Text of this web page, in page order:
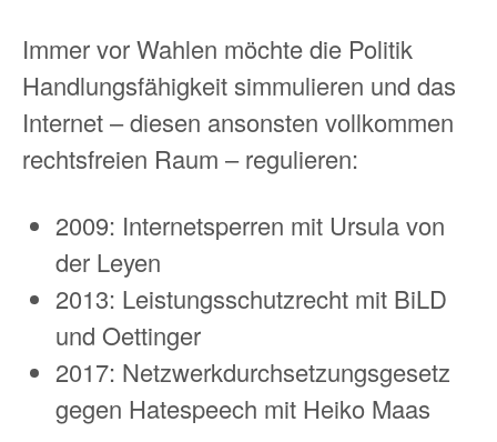
Immer vor Wahlen möchte die Politik
Handlungsfähigkeit simmulieren und das
Internet – diesen ansonsten vollkommen
rechtsfreien Raum – regulieren:
2009: Internetsperren mit Ursula von
der Leyen
2013: Leistungsschutzrecht mit BiLD
und Oettinger
2017: Netzwerkdurchsetzungsgesetz
gegen Hatespeech mit Heiko Maas